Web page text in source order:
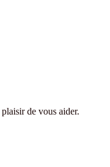
de vous aider.